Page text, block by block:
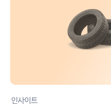
인사이트